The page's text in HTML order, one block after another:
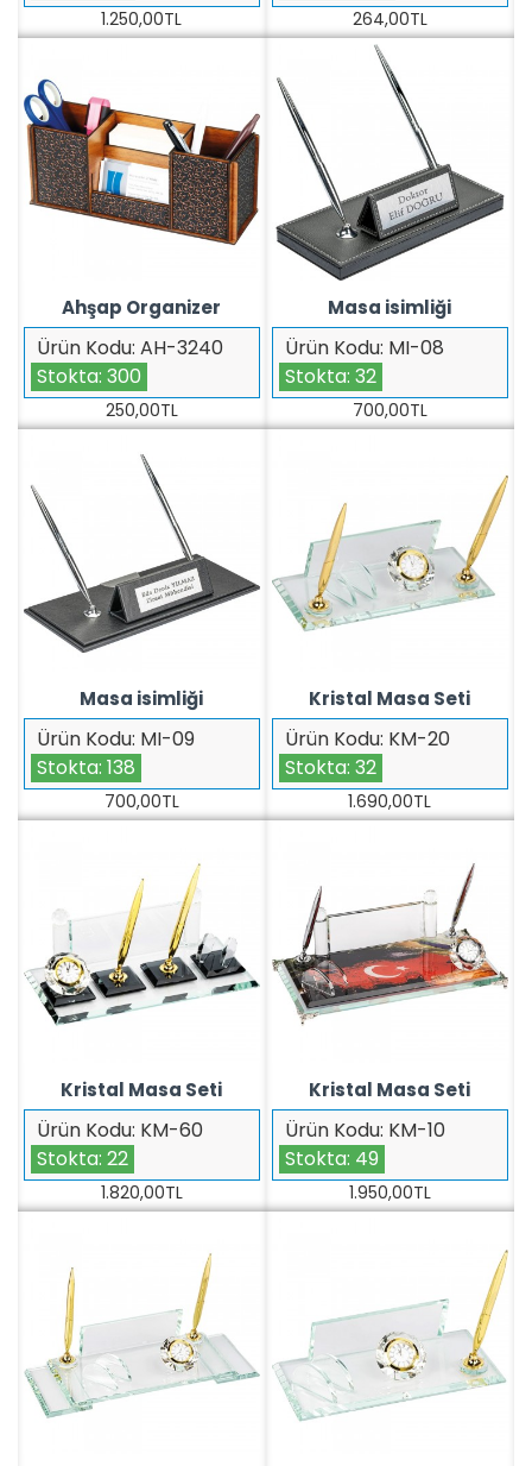
1.250,00TL 264,00TL
Ürün Kodu: AH-3240
Stokta: 300
Ahşap Organizer
250,00TL
Ürün Kodu: MI-08
Stokta: 32
Masa isimliği
700,00TL
Ürün Kodu: MI-09
Stokta: 138
Masa isimliği
700,00TL
Ürün Kodu: KM-20
Stokta: 32
Kristal Masa Seti
1.690,00TL
Ürün Kodu: KM-60
Stokta: 22
Kristal Masa Seti
1.820,00TL
Ürün Kodu: KM-10
Stokta: 49
Kristal Masa Seti
1.950,00TL